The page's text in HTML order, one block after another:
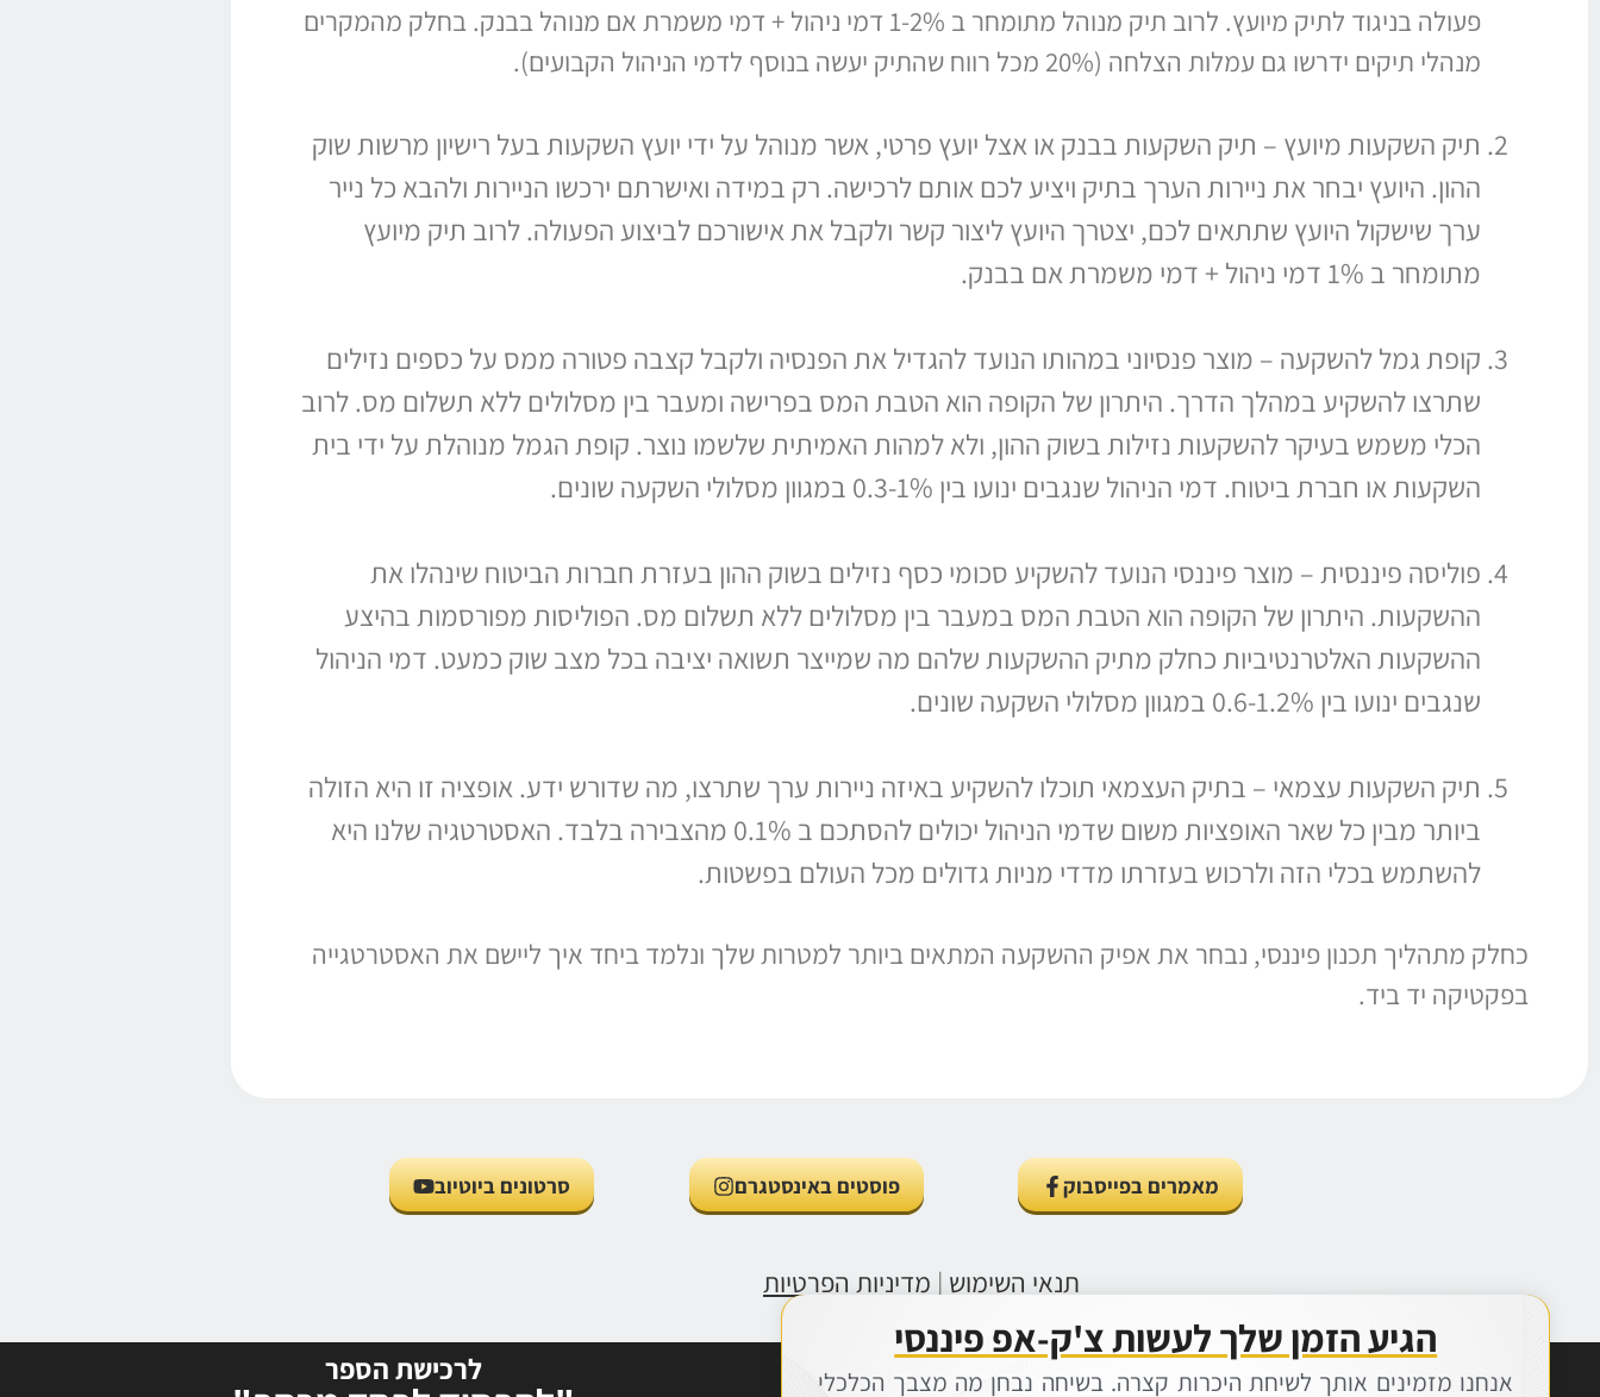
פעולה בניגוד לתיק מיועץ. לרוב תיק מנוהל מתומחר ב 1-2% דמי ניהול + דמי משמרת אם מנוהל בבנק. בחלק מהמקרים
מנהלי תיקים ידרשו גם עמלות הצלחה (20% מכל רווח שהתיק יעשה בנוסף לדמי הניהול הקבועים).
תיק השקעות מיועץ – תיק השקעות בבנק או אצל יועץ פרטי, אשר מנוהל על ידי יועץ השקעות בעל רישיון מרשות שוק
ההון. היועץ יבחר את ניירות הערך בתיק ויציע לכם אותם לרכישה. רק במידה ואישרתם ירכשו הניירות ולהבא כל נייר
ערך שישקול היועץ שתתאים לכם, יצטרך היועץ ליצור קשר ולקבל את אישורכם לביצוע הפעולה. לרוב תיק מיועץ
מתומחר ב 1% דמי ניהול + דמי משמרת אם בבנק.
קופת גמל להשקעה – מוצר פנסיוני במהותו הנועד להגדיל את הפנסיה ולקבל קצבה פטורה ממס על כספים נזילים
שתרצו להשקיע במהלך הדרך. היתרון של הקופה הוא הטבת המס בפרישה ומעבר בין מסלולים ללא תשלום מס. לרוב
הכלי משמש בעיקר להשקעות נזילות בשוק ההון, ולא למהות האמיתית שלשמו נוצר. קופת הגמל מנוהלת על ידי בית
השקעות או חברת ביטוח. דמי הניהול שנגבים ינועו בין 0.3-1% במגוון מסלולי השקעה שונים.
פוליסה פיננסית – מוצר פיננסי הנועד להשקיע סכומי כסף נזילים בשוק ההון בעזרת חברות הביטוח שינהלו את
ההשקעות. היתרון של הקופה הוא הטבת המס במעבר בין מסלולים ללא תשלום מס. הפוליסות מפורסמות בהיצע
ההשקעות האלטרנטיביות כחלק מתיק ההשקעות שלהם מה שמייצר תשואה יציבה בכל מצב שוק כמעט. דמי הניהול
שנגבים ינועו בין 0.6-1.2% במגוון מסלולי השקעה שונים.
תיק השקעות עצמאי – בתיק העצמאי תוכלו להשקיע באיזה ניירות ערך שתרצו, מה שדורש ידע. אופציה זו היא הזולה
ביותר מבין כל שאר האופציות משום שדמי הניהול יכולים להסתכם ב 0.1% מהצבירה בלבד. האסטרטגיה שלנו היא
להשתמש בכלי הזה ולרכוש בעזרתו מדדי מניות גדולים מכל העולם בפשטות.
כחלק מתהליך תכנון פיננסי, נבחר את אפיק ההשקעה המתאים ביותר למטרות שלך ונלמד ביחד איך ליישם את האסטרטגייה
בפקטיקה יד ביד.
מאמרים בפייסבוק פוסטים באינסטגרם סרטונים ביוטיוב
תנאי השימוש | מדיניות הפרטיות
הגיע הזמן שנשוחח?
הגיע הזמן שלך לעשות צ'ק-אפ פיננסי
אנחנו מזמינים אותך לשיחת היכרות קצרה. בשיחה נבחן מה מצבך הכלכלי
לרכישת הספר